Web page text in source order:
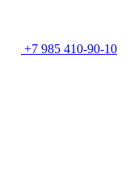
+7 985 410-90-10